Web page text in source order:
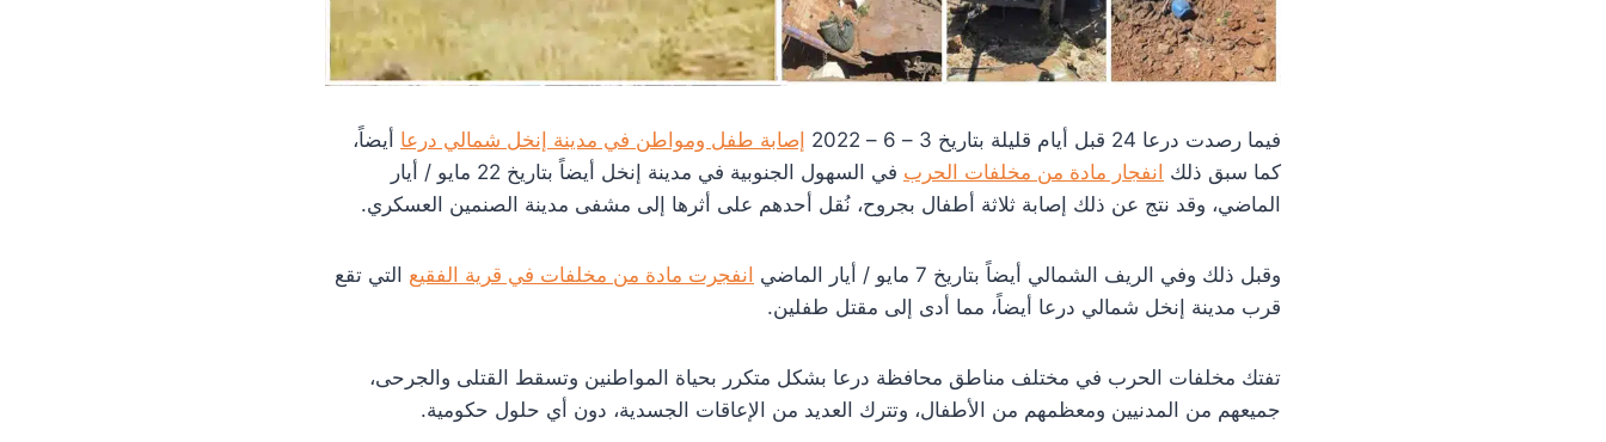
فيما رصدت درعا 24 قبل أيام قليلة بتاريخ 3 – 6 – 2022 إصابة طفل ومواطن في مدينة إنخل شمالي درعا أيضاً،
كما سبق ذلك انفجار مادة من مخلفات الحرب
في السهول الجنوبية في مدينة إنخل أيضاً بتاريخ 22 مايو / أيار
الماضي، وقد نتج عن ذلك إصابة ثلاثة أطفال بجروح، نُقل أحدهم على أثرها إلى مشفى مدينة الصنمين العسكري.
وقبل ذلك وفي الريف الشمالي أيضاً بتاريخ 7 مايو / أيار الماضي انفجرت مادة من مخلفات في قرية الفقيع التي تقع
قرب مدينة إنخل شمالي درعا أيضاً، مما أدى إلى مقتل طفلين.
تفتك مخلفات الحرب في مختلف مناطق محافظة درعا بشكل متكرر بحياة المواطنين وتسقط القتلى والجرحى،
جميعهم من المدنيين ومعظمهم من الأطفال، وتترك العديد من الإعاقات الجسدية، دون أي حلول حكومية.